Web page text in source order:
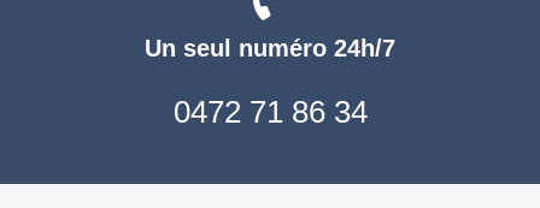
Un seul numéro 24h/7
0472 71 86 34